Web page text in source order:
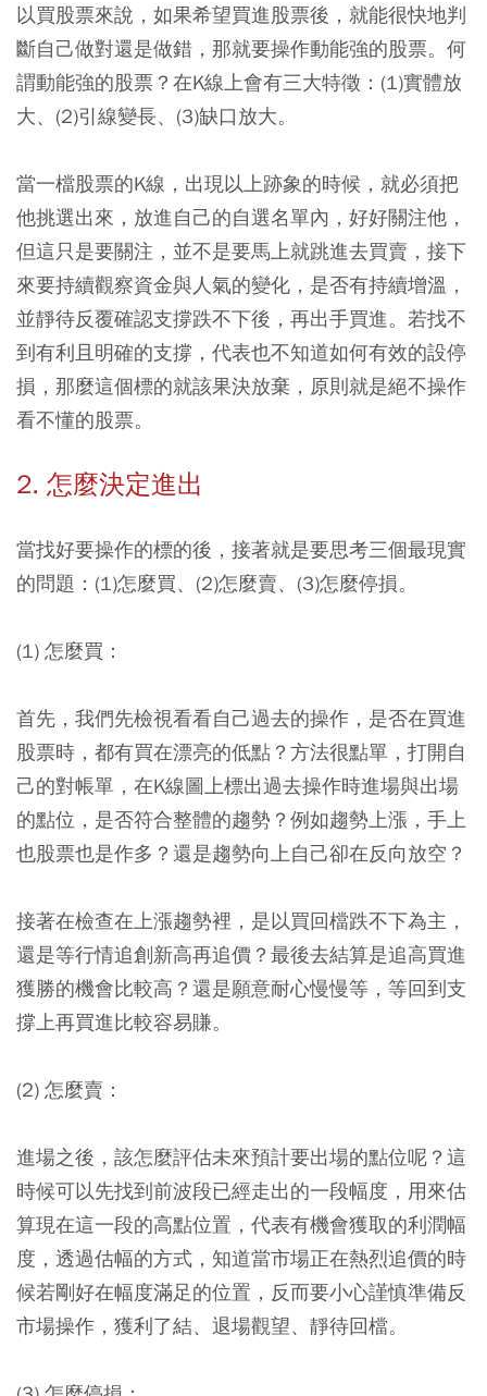
以買股票來說，如果希望買進股票後，就能很快地判
斷自己做對還是做錯，那就要操作動能強的股票。何
謂動能強的股票？在K線上會有三大特徵：(1)實體放
大、(2)引線變長、(3)缺口放大。
當一檔股票的K線，出現以上跡象的時候，就必須把
他挑選出來，放進自己的自選名單內，好好關注他，
但這只是要關注，並不是要馬上就跳進去買賣，接下
來要持續觀察資金與人氣的變化，是否有持續增溫，
並靜待反覆確認支撐跌不下後，再出手買進。若找不
到有利且明確的支撐，代表也不知道如何有效的設停
損，那麼這個標的就該果決放棄，原則就是絕不操作
看不懂的股票。
2. 怎麼決定進出
當找好要操作的標的後，接著就是要思考三個最現實
的問題： (1)怎麼買、(2)怎麼賣、(3)怎麼停損。
(1) 怎麼買：
首先，我們先檢視看看自己過去的操作，是否在買進
股票時，都有買在漂亮的低點？方法很點單，打開自
己的對帳單，在K線圖上標出過去操作時進場與出場
的點位，是否符合整體的趨勢？例如趨勢上漲，手上
也股票也是作多？還是趨勢向上自己卻在反向放空？
接著在檢查在上漲趨勢裡，是以買回檔跌不下為主，
還是等行情追創新高再追價？最後去結算是追高買進
獲勝的機會比較高？還是願意耐心慢慢等，等回到支
撐上再買進比較容易賺。
(2) 怎麼賣：
進場之後，該怎麼評估未來預計要出場的點位呢？這
時候可以先找到前波段已經走出的一段幅度，用來估
算現在這一段的高點位置，代表有機會獲取的利潤幅
度，透過估幅的方式，知道當市場正在熱烈追價的時
候若剛好在幅度滿足的位置，反而要小心謹慎準備反
市場操作，獲利了結、退場觀望、靜待回檔。